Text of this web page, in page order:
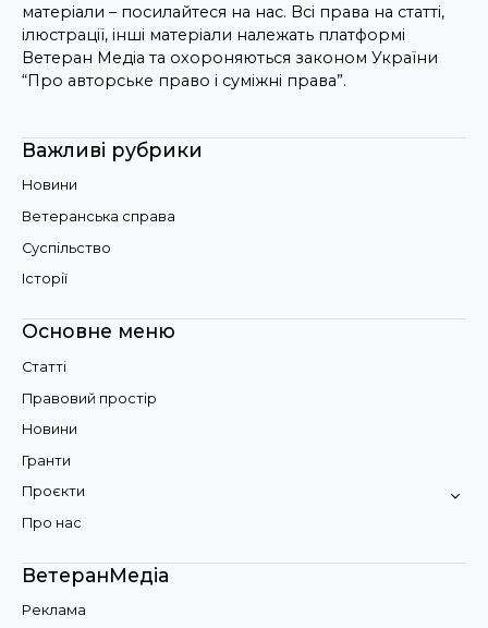
матеріали – посилайтеся на нас. Всі права на статті,
ілюстрації, інші матеріали належать платформі
Ветеран Медіа та охороняються законом України
“Про авторське право і суміжні права”.
Важливі рубрики
Новини
Ветеранська справа
Суспільство
Історії
Основне меню
Статті
Правовий простір
Новини
Гранти
Проєкти
Про нас
ВетеранМедіа
Реклама